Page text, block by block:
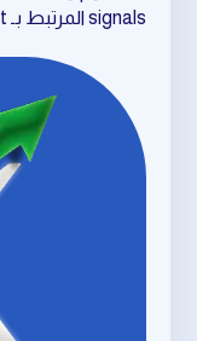
signals المرتبط بـ price movement.